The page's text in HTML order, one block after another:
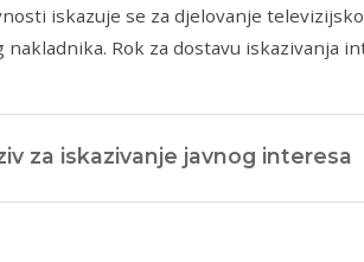
iskazuje se za djelovanje
nakladnika. Rok za dostavu iskazivanja
za iskazivanje javnog interesa